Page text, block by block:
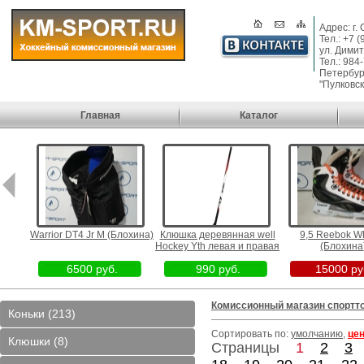
Адрес: г.
Тел.: +7
ул.
Тел.:
Главная Каталог
Warrior DT4 Jr M (Блохина)
6500 руб.
Клюшка деревянная well
Hockey Yth левая и правая
990 руб.
9,5 Reebok
15000
Коньки (213)
Клюшки (8)
Комиссионный магазин
Сортировать по: умолчанию,
Страницы 1 2
3